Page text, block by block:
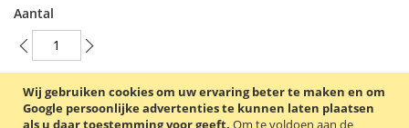
Wij gebruiken cookies om uw ervaring beter te maken en om
Google persoonlijke advertenties te kunnen laten plaatsen
als u daar toestemming voor geeft. Om te voldoen aan de
Aantal
In Winkelwagen